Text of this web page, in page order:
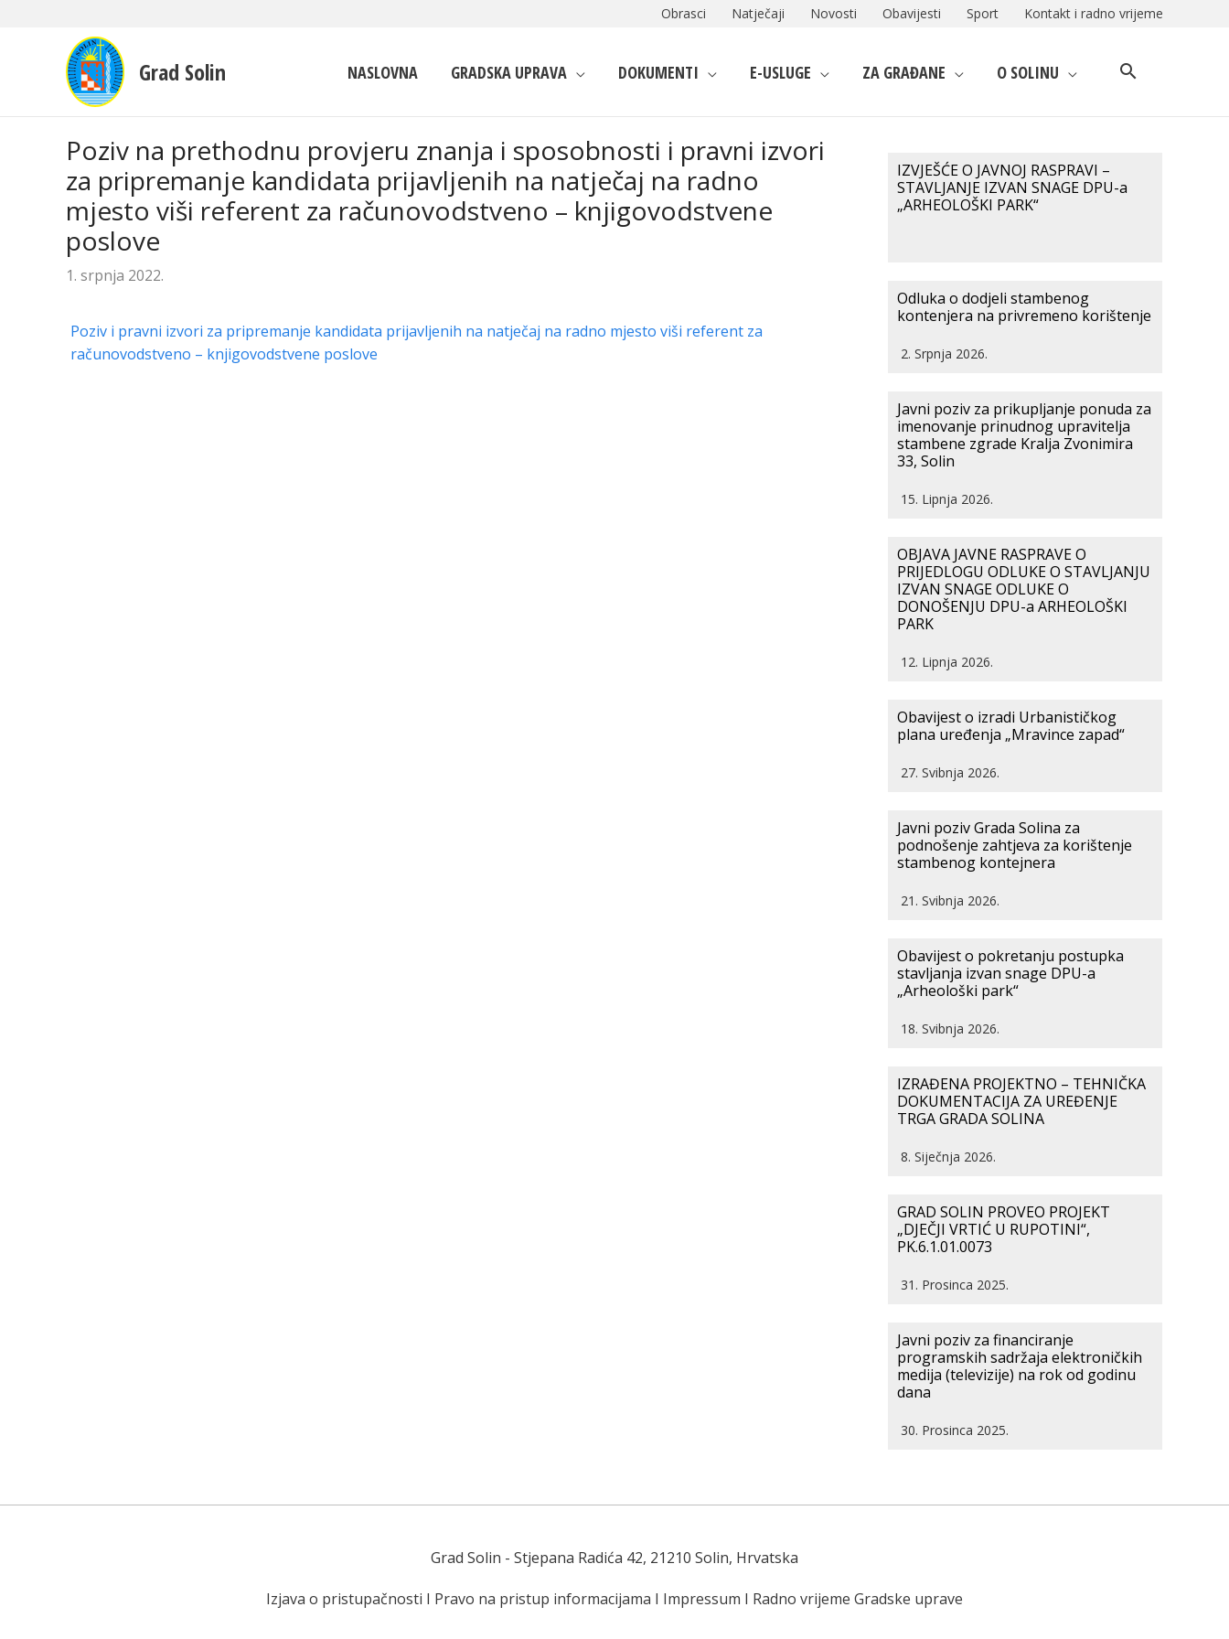
Obrasci Natječaji Novosti Obavijesti Sport Kontakt i radno vrijeme
Grad Solin NASLOVNA GRADSKA UPRAVA DOKUMENTI E-USLUGE ZA GRAĐANE O SOLINU
Poziv na prethodnu provjeru znanja i sposobnosti i pravni izvori
za pripremanje kandidata prijavljenih na natječaj na radno
mjesto viši referent za računovodstveno – knjigovodstvene
poslove
1. srpnja 2022.
Poziv i pravni izvori za pripremanje kandidata prijavljenih na natječaj na radno mjesto viši referent za
računovodstveno – knjigovodstvene poslove
IZVJEŠĆE O JAVNOJ RASPRAVI –
STAVLJANJE IZVAN SNAGE DPU-a
„ARHEOLOŠKI PARK“
Odluka o dodjeli stambenog
kontenjera na privremeno korištenje
2. Srpnja 2026.
Javni poziv za prikupljanje ponuda za
imenovanje prinudnog upravitelja
stambene zgrade Kralja Zvonimira
33, Solin
15. Lipnja 2026.
OBJAVA JAVNE RASPRAVE O
PRIJEDLOGU ODLUKE O STAVLJANJU
IZVAN SNAGE ODLUKE O
DONOŠENJU DPU-a ARHEOLOŠKI
PARK
12. Lipnja 2026.
Obavijest o izradi Urbanističkog
plana uređenja „Mravince zapad“
27. Svibnja 2026.
Javni poziv Grada Solina za
podnošenje zahtjeva za korištenje
stambenog kontejnera
21. Svibnja 2026.
Obavijest o pokretanju postupka
stavljanja izvan snage DPU-a
„Arheološki park“
18. Svibnja 2026.
IZRAĐENA PROJEKTNO – TEHNIČKA
DOKUMENTACIJA ZA UREĐENJE
TRGA GRADA SOLINA
8. Siječnja 2026.
GRAD SOLIN PROVEO PROJEKT
„DJEČJI VRTIĆ U RUPOTINI“,
PK.6.1.01.0073
31. Prosinca 2025.
Javni poziv za financiranje
programskih sadržaja elektroničkih
medija (televizije) na rok od godinu
dana
30. Prosinca 2025.
Grad Solin - Stjepana Radića 42, 21210 Solin, Hrvatska
Izjava o pristupačnosti I Pravo na pristup informacijama I Impressum I Radno vrijeme Gradske uprave